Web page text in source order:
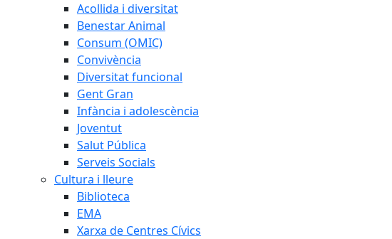
Acollida i diversitat
Benestar Animal
Consum (OMIC)
Convivència
Diversitat funcional
Gent Gran
Infància i adolescència
Joventut
Salut Pública
Serveis Socials
Cultura i lleure
Biblioteca
EMA
Xarxa de Centres Cívics